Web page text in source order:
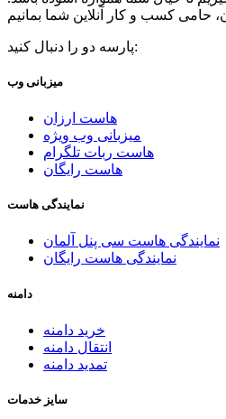
پارسه دو را دنبال کنید:
میزبانی وب
هاست ارزان
میزبانی وب ویژه
هاست ربات تلگرام
هاست رایگان
نمایندگی هاست
نمایندگی هاست سی پنل آلمان
نمایندگی هاست رایگان
دامنه
خرید دامنه
انتقال دامنه
تمدید دامنه
سایز خدمات